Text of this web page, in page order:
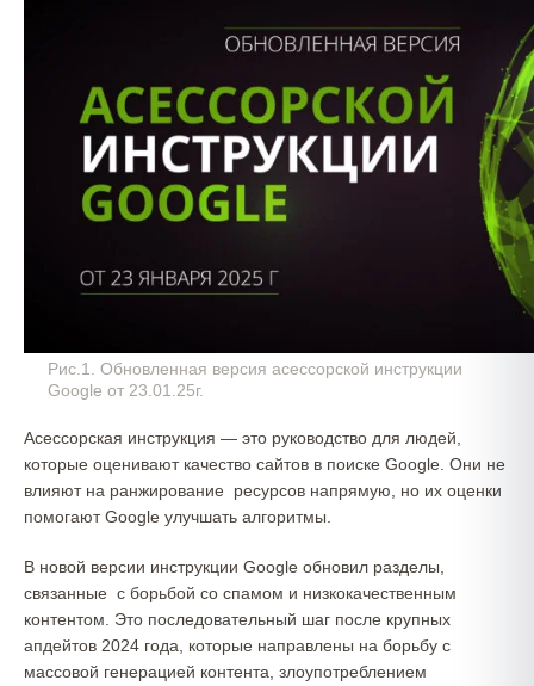
Рис.1. Обновленная версия асессорской инструкции
Google от 23.01.25г.
Асессорская инструкция — это руководство для людей,
которые оценивают качество сайтов в поиске Google. Они не
влияют на ранжирование ресурсов напрямую, но их оценки
помогают Google улучшать алгоритмы.
В новой версии инструкции Google обновил разделы,
связанные с борьбой со спамом и низкокачественным
контентом. Это последовательный шаг после крупных
апдейтов 2024 года, которые направлены на борьбу с
массовой генерацией контента, злоупотреблением